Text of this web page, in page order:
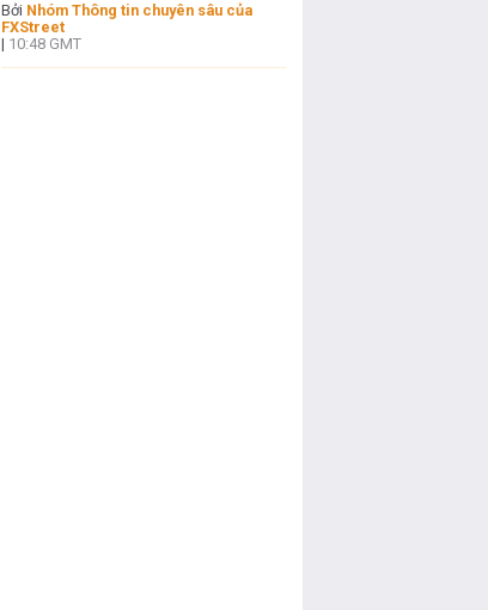
Bởi Nhóm Thông tin chuyên sâu của
FXStreet
| 10:48 GMT